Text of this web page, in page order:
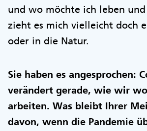
und wo möchte ich leben
zieht es mich vielleicht doch
oder in die Natur.
Sie haben es angesprochen:
verändert gerade, wie wir
arbeiten. Was bleibt Ihrer
davon, wenn die Pandemie